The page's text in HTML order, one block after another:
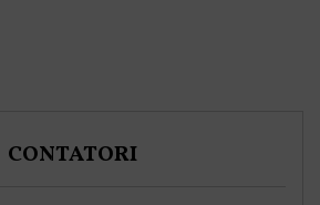
CONTATORI